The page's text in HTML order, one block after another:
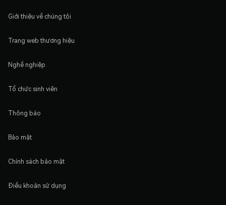
Giới thiệu về chúng tôi
Trang web thương hiệu
Nghề nghiệp
Tổ chức sinh viên
Thông báo
Bảo mật
Chính sách bảo mật
Điều khoản sử dụng